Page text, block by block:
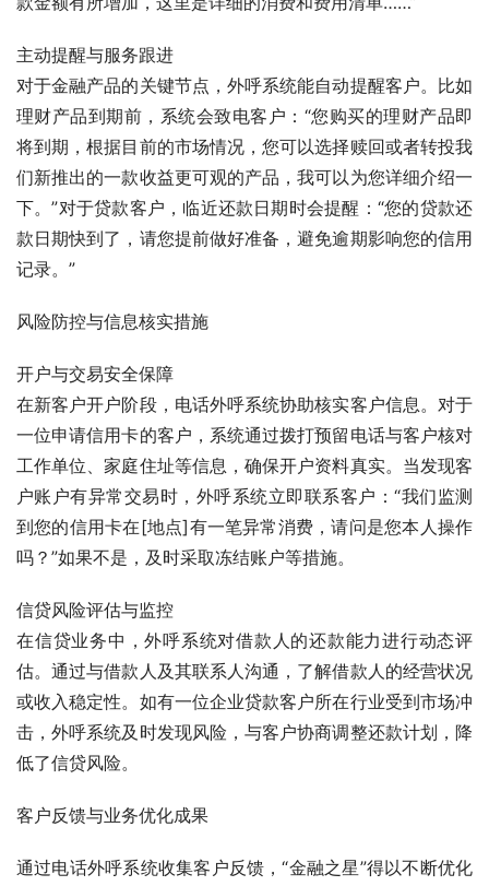
主动提醒与服务跟进
对于金融产品的关键节点，外呼系统能自动提醒客户。比如
理财产品到期前，系统会致电客户：“您购买的理财产品即
将到期，根据目前的市场情况，您可以选择赎回或者转投我
们新推出的一款收益更可观的产品，我可以为您详细介绍一
下。”对于贷款客户，临近还款日期时会提醒：“您的贷款还
款日期快到了，请您提前做好准备，避免逾期影响您的信用
记录。”
风险防控与信息核实措施
开户与交易安全保障
在新客户开户阶段，电话外呼系统协助核实客户信息。对于
一位申请信用卡的客户，系统通过拨打预留电话与客户核对
工作单位、家庭住址等信息，确保开户资料真实。当发现客
户账户有异常交易时，外呼系统立即联系客户：“我们监测
到您的信用卡在[地点]有一笔异常消费，请问是您本人操作
吗？”如果不是，及时采取冻结账户等措施。
信贷风险评估与监控
在信贷业务中，外呼系统对借款人的还款能力进行动态评
估。通过与借款人及其联系人沟通，了解借款人的经营状况
或收入稳定性。如有一位企业贷款客户所在行业受到市场冲
击，外呼系统及时发现风险，与客户协商调整还款计划，降
低了信贷风险。
客户反馈与业务优化成果
通过电话外呼系统收集客户反馈，“金融之星”得以不断优化